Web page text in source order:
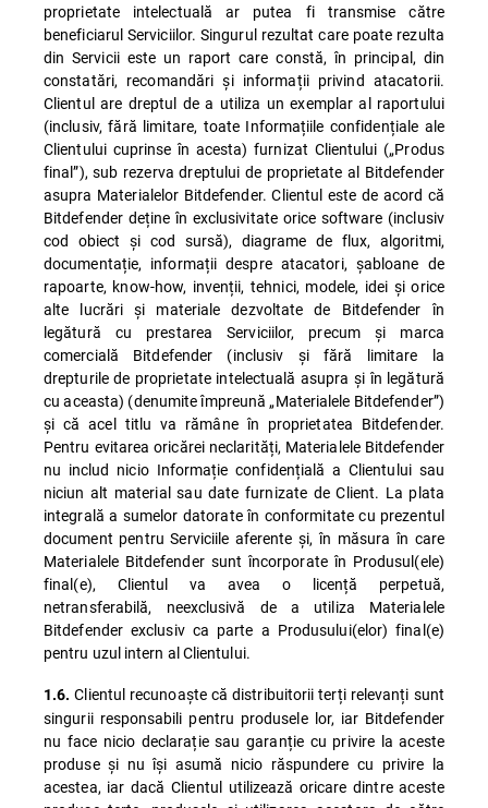
proprietate intelectuală ar putea fi transmise către
beneficiarul Serviciilor. Singurul rezultat care poate rezulta
din Servicii este un raport care constă, în principal, din
constatări, recomandări și informații privind atacatorii.
Clientul are dreptul de a utiliza un exemplar al raportului
(inclusiv, fără limitare, toate Informațiile confidențiale ale
Clientului cuprinse în acesta) furnizat Clientului („Produs
final”), sub rezerva dreptului de proprietate al Bitdefender
asupra Materialelor Bitdefender. Clientul este de acord că
Bitdefender deține în exclusivitate orice software (inclusiv
cod obiect și cod sursă), diagrame de flux, algoritmi,
documentație, informații despre atacatori, șabloane de
rapoarte, know-how, invenții, tehnici, modele, idei și orice
alte lucrări și materiale dezvoltate de Bitdefender în
legătură cu prestarea Serviciilor, precum și marca
comercială Bitdefender (inclusiv și fără limitare la
drepturile de proprietate intelectuală asupra și în legătură
cu aceasta) (denumite împreună „Materialele Bitdefender”)
și că acel titlu va rămâne în proprietatea Bitdefender.
Pentru evitarea oricărei neclarități, Materialele Bitdefender
nu includ nicio Informație confidențială a Clientului sau
niciun alt material sau date furnizate de Client. La plata
integrală a sumelor datorate în conformitate cu prezentul
document pentru Serviciile aferente și, în măsura în care
Materialele Bitdefender sunt încorporate în Produsul(ele)
final(e), Clientul va avea o licență perpetuă,
netransferabilă, neexclusivă de a utiliza Materialele
Bitdefender exclusiv ca parte a Produsului(elor) final(e)
pentru uzul intern al Clientului.
1.6. Clientul recunoaște că distribuitorii terți relevanți sunt
singurii responsabili pentru produsele lor, iar Bitdefender
nu face nicio declarație sau garanție cu privire la aceste
produse și nu își asumă nicio răspundere cu privire la
acestea, iar dacă Clientul utilizează oricare dintre aceste